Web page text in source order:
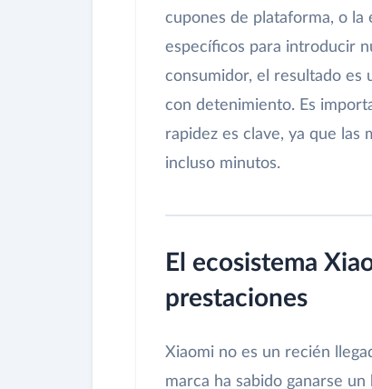
cupones de plataforma, o la
específicos para introducir
consumidor, el resultado es
con detenimiento. Es
rapidez es clave, ya que las
incluso minutos.
El ecosistema
prestaciones
Xiaomi no es un recién
marca ha sabido ganarse